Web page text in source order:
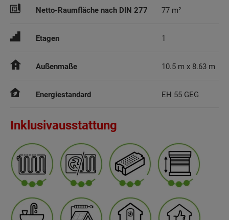
Netto-Raumfläche nach DIN 277 77 m²
Etagen 1
Außenmaße 10.5 m x 8.63 m
Energiestandard EH 55 GEG
Inklusivausstattung